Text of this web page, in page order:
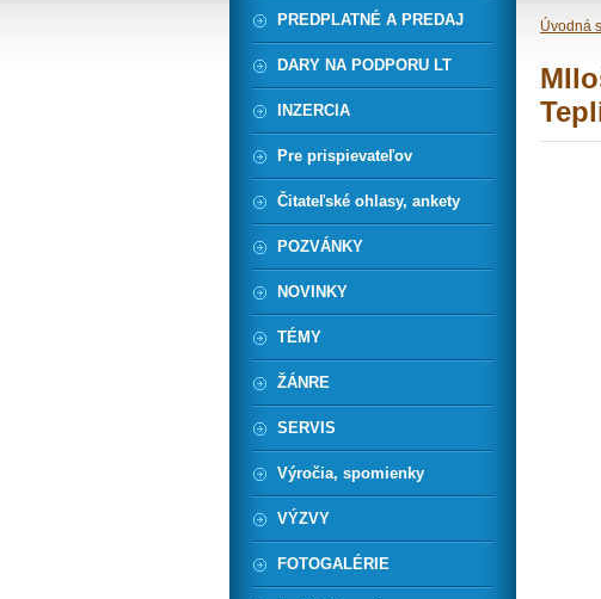
Úvodná
PREDPLATNÉ A PREDAJ
DARY NA PODPORU LT
INZERCIA
Pre prispievateľov
Čitateľské ohlasy, ankety
POZVÁNKY
NOVINKY
TÉMY
ŽÁNRE
SERVIS
Výročia, spomienky
VÝZVY
FOTOGALÉRIE